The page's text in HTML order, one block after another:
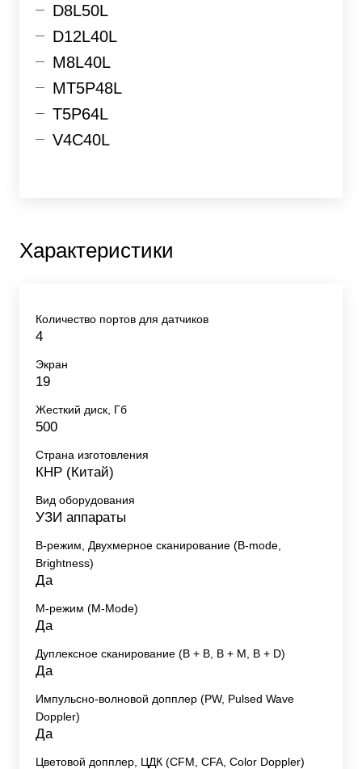
D8L50L
D12L40L
M8L40L
MT5P48L
T5P64L
V4C40L
Характеристики
Количество портов для датчиков
4
Экран
19
Жесткий диск, Гб
500
Страна изготовления
КНР (Китай)
Вид оборудования
УЗИ аппараты
B-режим, Двухмерное сканирование (B-mode,
Brightness)
Да
M-режим (M-Mode)
Да
Дуплексное сканирование (В + В, В + М, В + D)
Да
Импульсно-волновой допплер (PW, Pulsed Wave
Doppler)
Да
Цветовой допплер, ЦДК (CFM, CFA, Color Doppler)